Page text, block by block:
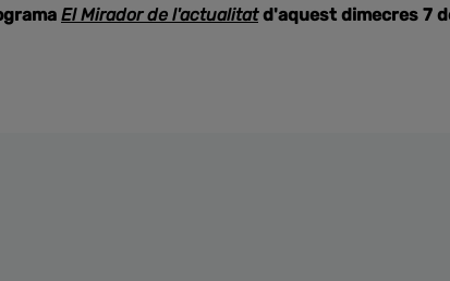
El Mirador de l'actualitatd'aquest dimecres 7